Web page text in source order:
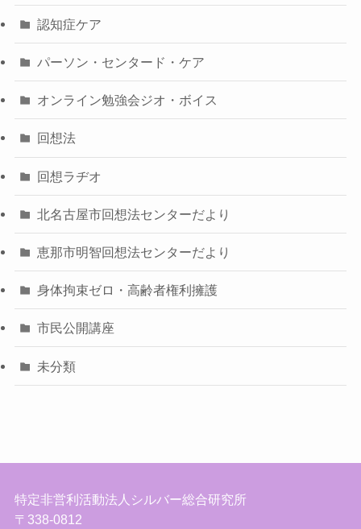
認知症ケア
パーソン・センタード・ケア
オンライン勉強会ジオ・ボイス
回想法
回想ラヂオ
北名古屋市回想法センターだより
恵那市明智回想法センターだより
身体拘束ゼロ・高齢者権利擁護
市民公開講座
未分類
特定非営利活動法人シルバー総合研究所
〒338-0812